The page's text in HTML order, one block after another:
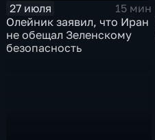
27 июля
15 мин
Олейник заявил, что Иран
не обещал Зеленскому
безопасность